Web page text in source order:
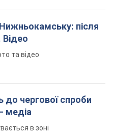
після
та відео
до чергової спроби
медіа
в зоні